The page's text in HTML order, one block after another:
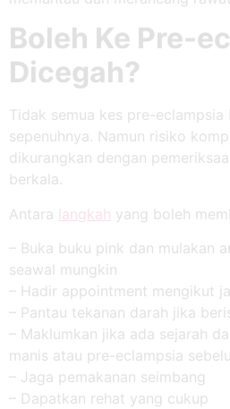
Boleh Ke Pre-
Dicegah?
Tidak semua kes pre-
sepenuhnya. Namun risiko
dikurangkan dengan
berkala.
Antara langkah yang boleh
– Buka buku pink dan mulakan
seawal mungkin
– Hadir appointment mengikut
– Pantau tekanan darah jika
– Maklumkan jika ada sejarah
manis atau pre-eclampsia
– Jaga pemakanan seimbang
– Dapatkan rehat yang cukup